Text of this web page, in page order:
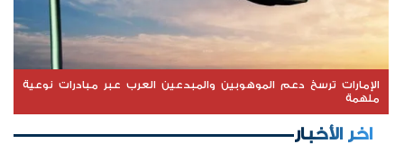
الإمارات ترسخ دعم الموهوبين والمبدعين العرب عبر مبادرات نوعية
ملهمة
اخر الأخبار